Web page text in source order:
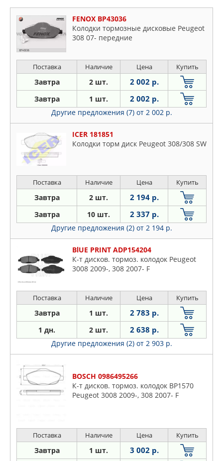
FENOX BP43036
Колодки тормозные дисковые Peugeot
308 07- передние
Поставка Наличие Цена Купить
Завтра 2 шт. 2 002 р.
Завтра 1 шт. 2 002 р.
Другие предложения (7) от 2 002 р.
ICER 181851
Колодки торм диск Peugeot 308/308 SW
Поставка Наличие Цена Купить
Завтра 2 шт. 2 194 р.
Завтра 10 шт. 2 337 р.
Другие предложения (2) от 2 194 р.
BlUE PRINT ADP154204
К-т дисков. тормоз. колодок Peugeot
3008 2009-, 308 2007- F
Поставка Наличие Цена Купить
Завтра 1 шт. 2 783 р.
1 дн. 2 шт. 2 638 р.
Другие предложения (2) от 2 903 р.
BOSCH 0986495266
К-т дисков. тормоз. колодок BP1570
Peugeot 3008 2009-, 308 2007- F
Поставка Наличие Цена Купить
Завтра 1 шт. 3 002 р.